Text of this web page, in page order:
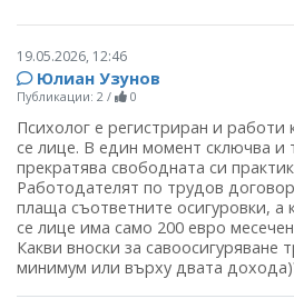
19.05.2026, 12:46
Юлиан Узунов
Публикации: 2 / 0
Психолог е регистриран и работи
се лице. В един момент сключва и
прекратява свободната си
Работодателят по трудов
плаща съответните осигуровки, а
се лице има само 200 евро
Какви вноски за савоосигуряване
минимум или върху двата